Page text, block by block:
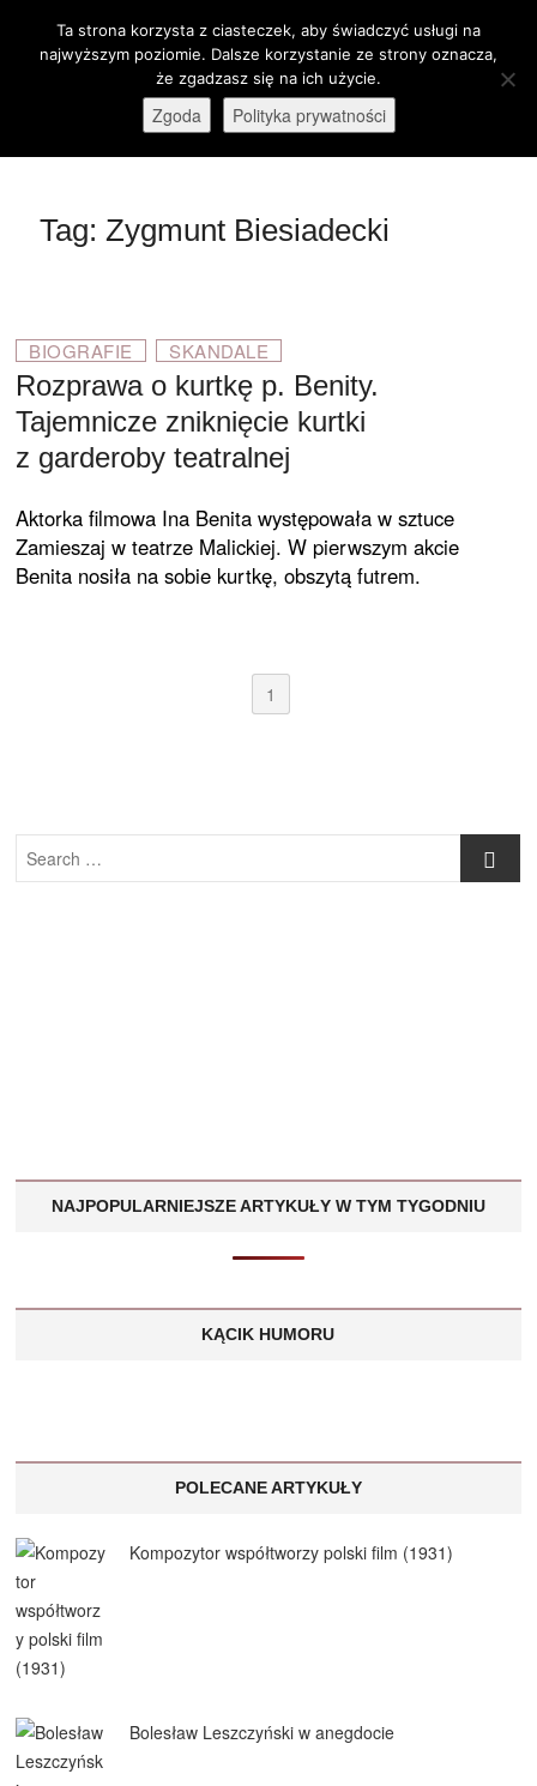
Otwórz pasek narzędzi
stare-kino.pl
ZAPRASZAMY
M
e
B
Tag:Zygmunt Biesiadecki
BIOGRAFIE SKANDALE
Rozprawa o kurtkę p. Benity.
Tajemnicze zniknięcie kurtki
z garderoby teatralnej
Aktorka filmowa Ina Benita występowała w sztuce
Zamieszaj w teatrze Malickiej. W pierwszym akcie
Benita nosiła na sobie kurtkę, obszytą futrem.
1
Search
…
NAJPOPULARNIEJSZE ARTYKUŁY W TYM TYGODNIU
KĄCIK HUMORU
POLECANE ARTYKUŁY
Kompozytor współtworzy polski film (1931)
Bolesław Leszczyński w anegdocie
Ta strona korzysta z ciasteczek, aby świadczyć usługi na
najwyższym poziomie. Dalsze korzystanie ze strony oznacza,
że zgadzasz się na ich użycie.
Zgoda Polityka prywatności